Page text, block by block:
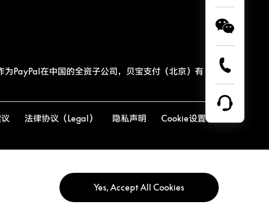
为PayPal在中国的全资子公司，贝宝支付（北京）有
法律协议（Legal） 隐私声明 Cookie设置
Yes, Accept All Cookies